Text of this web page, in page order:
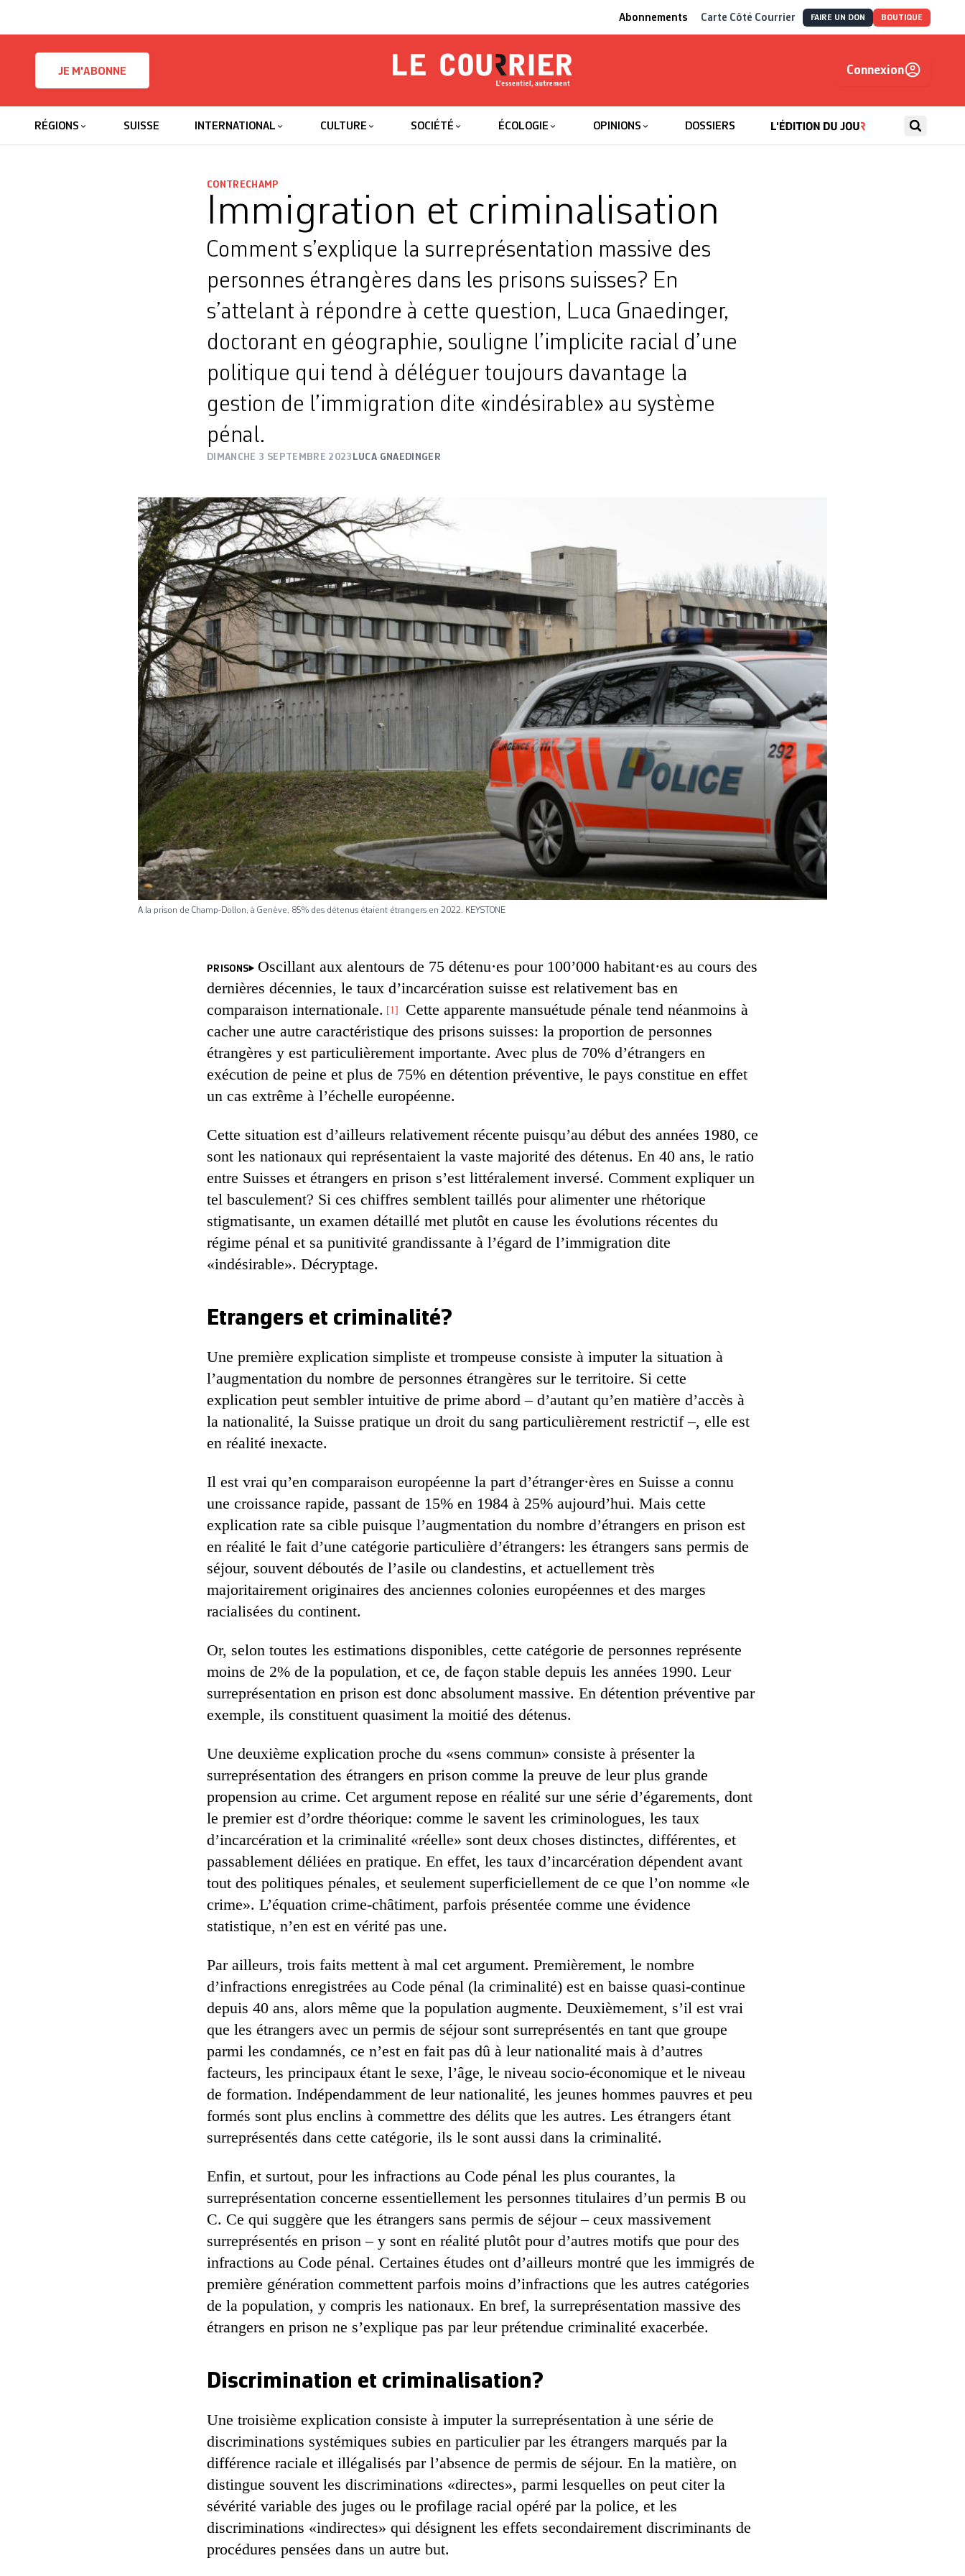
Abonnements Carte Côté Courrier FAIRE UN DON BOUTIQUE
JE M'ABONNE
Le Courrier
Connexion
RÉGIONS SUISSE INTERNATIONAL CULTURE SOCIÉTÉ ÉCOLOGIE OPINIONS DOSSIERS
CONTRECHAMP
Immigration et criminalisation
Comment s’explique la surreprésentation massive des
personnes étrangères dans les prisons suisses? En
s’attelant à répondre à cette question, Luca Gnaedinger,
doctorant en géographie, souligne l’implicite racial d’une
politique qui tend à déléguer toujours davantage la
gestion de l’immigration dite «indésirable» au système
pénal.
DIMANCHE 3 SEPTEMBRE 2023 LUCA GNAEDINGER
A la prison de Champ-Dollon, à Genève, 85% des détenus étaient étrangers en 2022. KEYSTONE
PRISONS
Oscillant aux alentours de 75 détenu·es pour 100’000 habitant·es au cours des
dernières décennies, le taux d’incarcération suisse est relativement bas en
comparaison internationale.
1
Cette apparente mansuétude pénale tend néanmoins à
cacher une autre caractéristique des prisons suisses: la proportion de personnes
étrangères y est particulièrement importante. Avec plus de 70% d’étrangers en
exécution de peine et plus de 75% en détention préventive, le pays constitue en effet
un cas extrême à l’échelle européenne.
Cette situation est d’ailleurs relativement récente puisqu’au début des années 1980, ce
sont les nationaux qui représentaient la vaste majorité des détenus. En 40 ans, le ratio
entre Suisses et étrangers en prison s’est littéralement inversé. Comment expliquer un
tel basculement? Si ces chiffres semblent taillés pour alimenter une rhétorique
stigmatisante, un examen détaillé met plutôt en cause les évolutions récentes du
régime pénal et sa punitivité grandissante à l’égard de l’immigration dite
«indésirable». Décryptage.
Etrangers et criminalité?
Une première explication simpliste et trompeuse consiste à imputer la situation à
l’augmentation du nombre de personnes étrangères sur le territoire. Si cette
explication peut sembler intuitive de prime abord – d’autant qu’en matière d’accès à
la nationalité, la Suisse pratique un droit du sang particulièrement restrictif –, elle est
en réalité inexacte.
Il est vrai qu’en comparaison européenne la part d’étranger·ères en Suisse a connu
une croissance rapide, passant de 15% en 1984 à 25% aujourd’hui. Mais cette
explication rate sa cible puisque l’augmentation du nombre d’étrangers en prison est
en réalité le fait d’une catégorie particulière d’étrangers: les étrangers sans permis de
séjour, souvent déboutés de l’asile ou clandestins, et actuellement très
majoritairement originaires des anciennes colonies européennes et des marges
racialisées du continent.
Or, selon toutes les estimations disponibles, cette catégorie de personnes représente
moins de 2% de la population, et ce, de façon stable depuis les années 1990. Leur
surreprésentation en prison est donc absolument massive. En détention préventive par
exemple, ils constituent quasiment la moitié des détenus.
Une deuxième explication proche du «sens commun» consiste à présenter la
surreprésentation des étrangers en prison comme la preuve de leur plus grande
propension au crime. Cet argument repose en réalité sur une série d’égarements, dont
le premier est d’ordre théorique: comme le savent les criminologues, les taux
d’incarcération et la criminalité «réelle» sont deux choses distinctes, différentes, et
passablement déliées en pratique. En effet, les taux d’incarcération dépendent avant
tout des politiques pénales, et seulement superficiellement de ce que l’on nomme «le
crime». L’équation crime-châtiment, parfois présentée comme une évidence
statistique, n’en est en vérité pas une.
Par ailleurs, trois faits mettent à mal cet argument. Premièrement, le nombre
d’infractions enregistrées au Code pénal (la criminalité) est en baisse quasi-continue
depuis 40 ans, alors même que la population augmente. Deuxièmement, s’il est vrai
que les étrangers avec un permis de séjour sont surreprésentés en tant que groupe
parmi les condamnés, ce n’est en fait pas dû à leur nationalité mais à d’autres
facteurs, les principaux étant le sexe, l’âge, le niveau socio-économique et le niveau
de formation. Indépendamment de leur nationalité, les jeunes hommes pauvres et peu
formés sont plus enclins à commettre des délits que les autres. Les étrangers étant
surreprésentés dans cette catégorie, ils le sont aussi dans la criminalité.
Enfin, et surtout, pour les infractions au Code pénal les plus courantes, la
surreprésentation concerne essentiellement les personnes titulaires d’un permis B ou
C. Ce qui suggère que les étrangers sans permis de séjour – ceux massivement
surreprésentés en prison – y sont en réalité plutôt pour d’autres motifs que pour des
infractions au Code pénal. Certaines études ont d’ailleurs montré que les immigrés de
première génération commettent parfois moins d’infractions que les autres catégories
de la population, y compris les nationaux. En bref, la surreprésentation massive des
étrangers en prison ne s’explique pas par leur prétendue criminalité exacerbée.
Discrimination et criminalisation?
Une troisième explication consiste à imputer la surreprésentation à une série de
discriminations systémiques subies en particulier par les étrangers marqués par la
différence raciale et illégalisés par l’absence de permis de séjour. En la matière, on
distingue souvent les discriminations «directes», parmi lesquelles on peut citer la
sévérité variable des juges ou le profilage racial opéré par la police, et les
discriminations «indirectes» qui désignent les effets secondairement discriminants de
procédures pensées dans un autre but.